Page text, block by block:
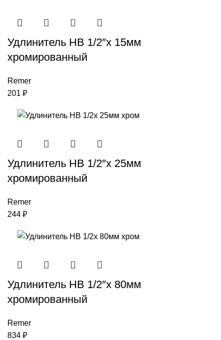
Удлинитель НВ 1/2″x 15мм
хромированный
Remer
201 ₽
Удлинитель НВ 1/2″x 25мм
хромированный
Remer
244 ₽
Удлинитель НВ 1/2″x 80мм
хромированный
Remer
834 ₽